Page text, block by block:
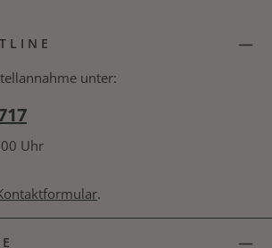
und die
Ergebnis der Gleichung in das
unter:
Uhr
.